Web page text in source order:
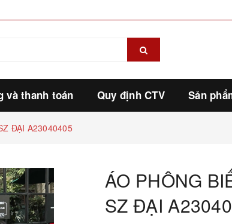
và thanh toán Quy định CTV Sản
ĐẠI A23040405
ÁO PHÔNG
SZ ĐẠI